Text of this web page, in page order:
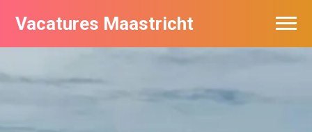
Vacatures Maastricht
Vacatures per bedrijf in Maastricht
De populairste vacatures in Maastricht